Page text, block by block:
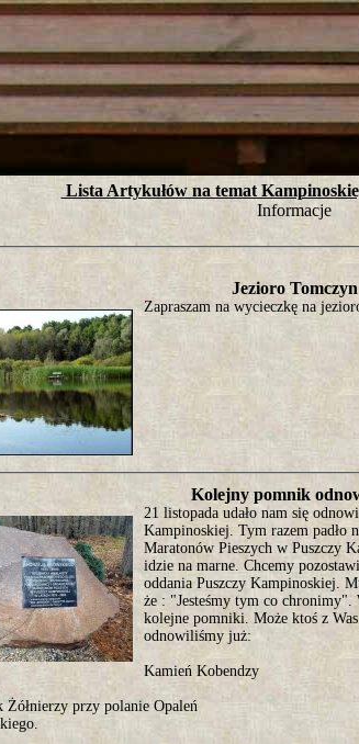
;)
Lista Artykułów na temat
Informacje
Jezioro Tomczyn
Zapraszam na wycieczkę na
Kolejny pomnik
21 listopada udało nam się
Kampinoskiej. Tym razem padło
Maratonów Pieszych w Puszczy
idzie na marne. Chcemy
oddania Puszczy Kampinoskiej.
że : "Jesteśmy tym co chronimy".
kolejne pomniki. Może ktoś z
odnowiliśmy już:
Kamień Kobendzy
Żółnierzy przy polanie Opaleń